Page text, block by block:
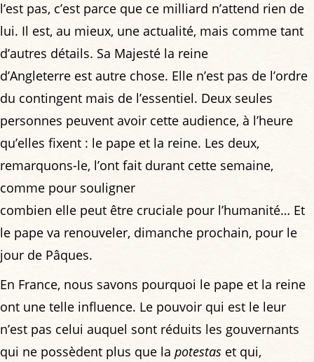
l’est pas, c’est parce que ce milliard n’attend rien de
lui. Il est, au mieux, une actualité, mais comme tant
d’autres détails. Sa Majesté la reine
d’Angleterre est autre chose. Elle n’est pas de l’ordre
du contingent mais de l’essentiel. Deux seules
personnes peuvent avoir cette audience, à l’heure
qu’elles fixent : le pape et la reine. Les deux,
remarquons-le, l’ont fait durant cette semaine,
comme pour souligner
combien elle peut être cruciale pour l’humanité… Et
le pape va renouveler, dimanche prochain, pour le
jour de Pâques.
En France, nous savons pourquoi le pape et la reine
ont une telle influence. Le pouvoir qui est le leur
n’est pas celui auquel sont réduits les gouvernants
qui ne possèdent plus que la potestas et qui,